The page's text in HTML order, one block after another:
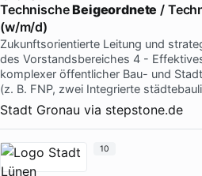
TechnischeBeigeordnete /
(w/m/d)
Zukunftsorientierte Leitung und
des Vorstandsbereiches 4 -
komplexer öffentlicher Bau- und
(z. B. FNP, zwei Integrierte
Stadt Gronau via stepstone.de
10